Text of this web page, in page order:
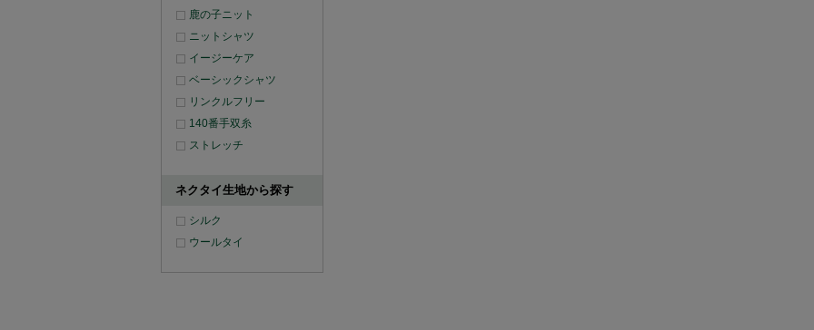
鹿の子ニット
ニットシャツ
イージーケア
ベーシックシャツ
リンクルフリー
140番手双糸
ストレッチ
ネクタイ生地から探す
シルク
ウールタイ